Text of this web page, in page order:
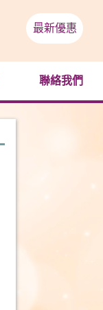
最新優惠
聯絡我們